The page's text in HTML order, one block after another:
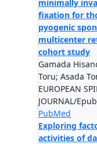
minimally
fixation for
pyogenic
multicenter
cohort study
Gamada
Toru; Asada
EUROPEAN
JOURNAL/
PubMed
Exploring
activities of